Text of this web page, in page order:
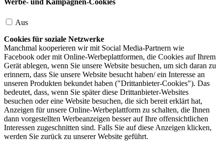
Werbe- und Kampagnen-Cookies
Aus
Cookies für soziale Netzwerke
Manchmal kooperieren wir mit Social Media-Partnern wie
Facebook oder mit Online-Werbeplattformen, die Cookies auf Ihrem
Gerät ablegen, wenn Sie unsere Website besuchen, um sich daran zu
erinnern, dass Sie unsere Website besucht haben/ ein Interesse an
unseren Produkten bekundet haben ("Drittanbieter-Cookies"). Das
bedeutet, dass, wenn Sie später diese Drittanbieter-Websites
besuchen oder eine Website besuchen, die sich bereit erklärt hat,
Anzeigen für unsere Online-Werbeplattform zu schalten, die Ihnen
dann vorgestellten Werbeanzeigen besser auf Ihre offensichtlichen
Interessen zugeschnitten sind. Falls Sie auf diese Anzeigen klicken,
werden Sie zurück zu unserer Website geführt.